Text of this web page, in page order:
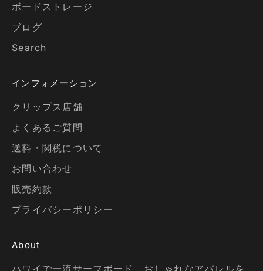
ボードストレージ
ブログ
Search
インフォメーション
クリップス店舗
よくあるご質問
送料・関税について
お問い合わせ
販売約款
プライバシーポリシー
About